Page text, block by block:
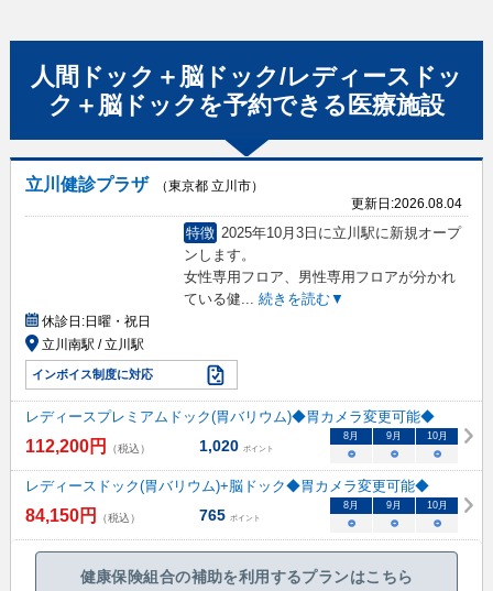
人間ドック＋脳ドック/レディースドッ
ク＋脳ドック を予約できる 医療施設
立川健診プラザ
（東京都 立川市）
更新日:2026.08.04
特徴 2025年10月3日に立川駅に新規オープ
ンします。
女性専用フロア、男性専用フロアが分かれ
ている健... 続きを読む▼
休診日:日曜・祝日
立川南駅 / 立川駅
インボイス制度に対応
レディースプレミアムドック(胃バリウム)◆胃カメラ変更可能◆
112,200円 （税込） 1,020 ポイント
8月 9月 10月
○ ○ ○
レディースドック(胃バリウム)+脳ドック◆胃カメラ変更可能◆
84,150円 （税込） 765 ポイント
8月 9月 10月
○ ○ ○
健康保険組合の補助を利用するプランはこちら